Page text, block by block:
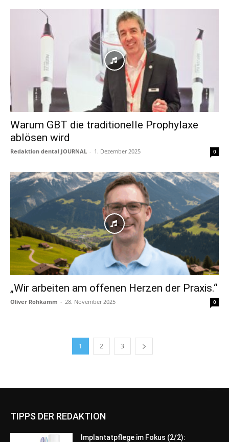
Warum GBT die traditionelle Prophylaxe
ablösen wird
Redaktion dental JOURNAL - 1. Dezember 2025 0
„Wir arbeiten am offenen Herzen der Praxis.“
Oliver Rohkamm - 28. November 2025 0
1 2 3
TIPPS DER REDAKTION
Implantatpflege im Fokus (2/2):